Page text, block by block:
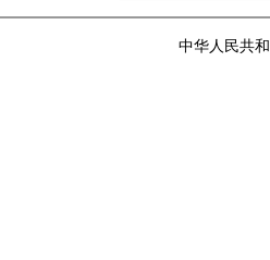
中华人民共